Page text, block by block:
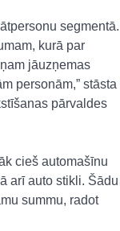
segmentā.
kurā par
jāuzņemas
personām,” stāsta
pārvaldes
cieš automašīnu
arī auto stikli. Šādu
summu, radot